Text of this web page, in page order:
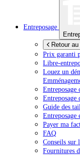
Entreposage
Retour
Prix garanti
Libre-
Louez un
Entreposage
Entreposage
Guide des
Entreposage
Payer ma
FAQ
Conseils sur
Fournitures